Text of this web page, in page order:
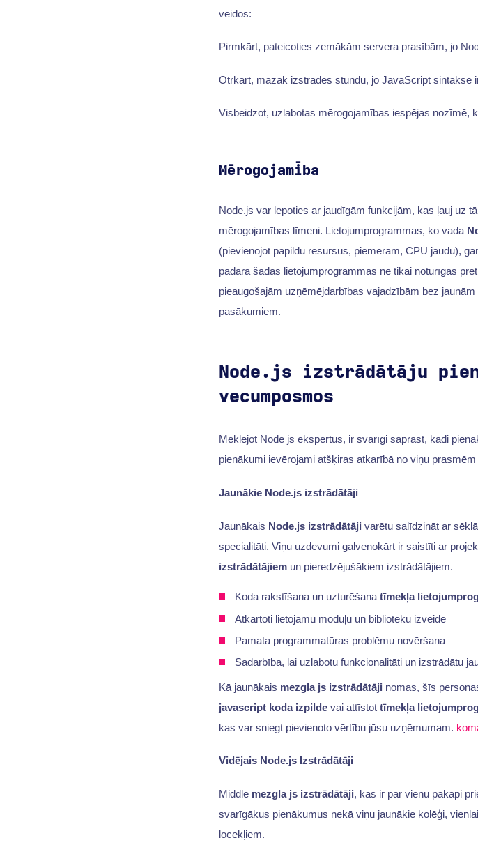
veidos:
Pirmkārt, pateicoties zemākām servera prasībām, jo
Otrkārt, mazāk izstrādes stundu, jo JavaScript sintakse
Visbeidzot, uzlabotas mērogojamības iespējas nozīmē,
Mērogojamība
Node.js var lepoties ar jaudīgām funkcijām, kas ļauj uz
mērogojamības līmeni. Lietojumprogrammas, ko vada
(pievienojot papildu resursus, piemēram, CPU jaudu),
padara šādas lietojumprogrammas ne tikai noturīgas
pieaugošajām uzņēmējdarbības vajadzībām bez
pasākumiem.
Node.js izstrādātāju
vecumposmos
Meklējot Node js ekspertus, ir svarīgi saprast, kādi
pienākumi ievērojami atšķiras atkarībā no viņu
Jaunākie Node.js izstrādātāji
Jaunākais Node.js izstrādātāji varētu salīdzināt ar
specialitāti. Viņu uzdevumi galvenokārt ir saistīti ar
izstrādātājiemun pieredzējušākiem izstrādātājiem.
Koda rakstīšana un uzturēšanatīmekļa
Atkārtoti lietojamu moduļu un bibliotēku izveide
Pamata programmatūras problēmu novēršana
Sadarbība, lai uzlabotu funkcionalitāti un izstrādātu
Kā jaunākais mezgla js izstrādātāji nomas, šīs
javascript koda izpildevai attīstot tīmekļa
kas var sniegt pievienoto vērtību jūsu uzņēmumam.
Vidējais Node.js Izstrādātāji
Middle mezgla js izstrādātāji, kas ir par vienu pakāpi
svarīgākus pienākumus nekā viņu jaunākie kolēģi,
locekļiem.